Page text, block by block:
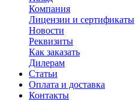
Компания
Лицензии и сертификаты
Новости
Реквизиты
Как заказать
Дилерам
Статьи
Оплата и доставка
Контакты